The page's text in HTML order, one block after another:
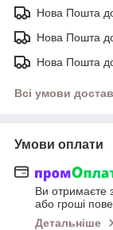
Нова Пошта
Нова Пошта
Нова Пошта
Всі умови
Умови оплати
Ви отримаєте
або гроші
Детальніше